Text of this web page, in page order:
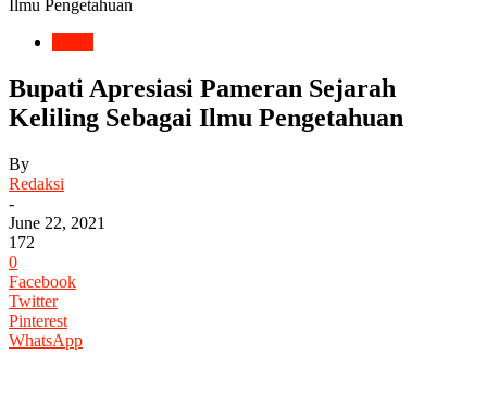
Ilmu Pengetahuan
Bupati Apresiasi Pameran Sejarah
Keliling Sebagai Ilmu Pengetahuan
By
Redaksi
-
June 22, 2021
172
0
Facebook
Twitter
Pinterest
WhatsApp